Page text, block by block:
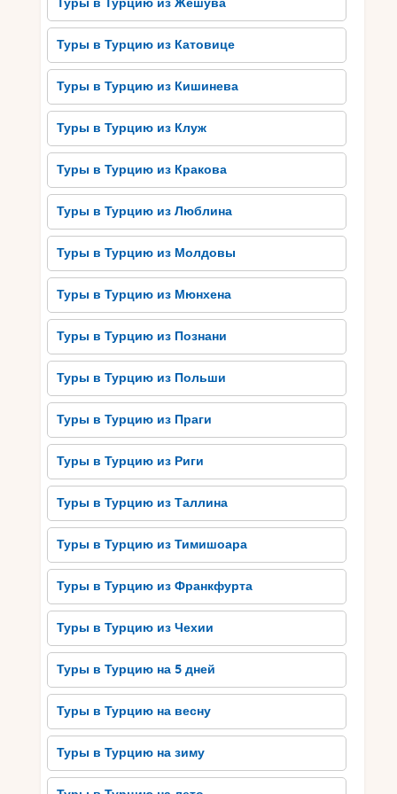
запеченные с помидорами и луком, а также
мангал – паприка на гриле с оливковым маслом
и специями. Турецкая кухня является настоящим
наслаждением для вкуса и точно удовлетворит
Секретные места и
роскошные пляжи Турции
это то, что стоит открыть для себя во время
VIP-тура в страну. Турция славится своими
некоторые особые места, скрывающиеся от
уголков – пляж Капуташ с его богатым
коралловым рифом и прозрачной водой, где
можно насладиться спокойствием и тишиной.
Еще одно секретное место – Мармарис,
живописный портовый городок, поражающий
своей природной красотой и уютом. Также
следует посетить пляж Клеопатра, который
легенда связывает с именем самой Цезаревной.
Он славится своими белыми песками и
привлекает туристов своей непревзойденной
красотой. Роскошные пляжи Турции – это не
только огромные гостиничные комплексы со
всеми удобствами, но и скрытые райские
уголки, где можно насладиться тихим отдыхом в
непревзойденных условиях.
Преимущества и
особенности VIP-тура в
Турцию
VIP-тур в Турцию – это непревзойденный
Туры в Турцию из Жешува
Туры в Турцию из Катовице
Туры в Турцию из Кишинева
Туры в Турцию из Клуж
Туры в Турцию из Кракова
Туры в Турцию из Люблина
Туры в Турцию из Молдовы
Туры в Турцию из Мюнхена
Туры в Турцию из Познани
Туры в Турцию из Польши
Туры в Турцию из Праги
Туры в Турцию из Риги
Туры в Турцию из Таллина
Туры в Турцию из Тимишоара
Туры в Турцию из Франкфурта
Туры в Турцию из Чехии
Туры в Турцию на 5 дней
Туры в Турцию на весну
Туры в Турцию на зиму